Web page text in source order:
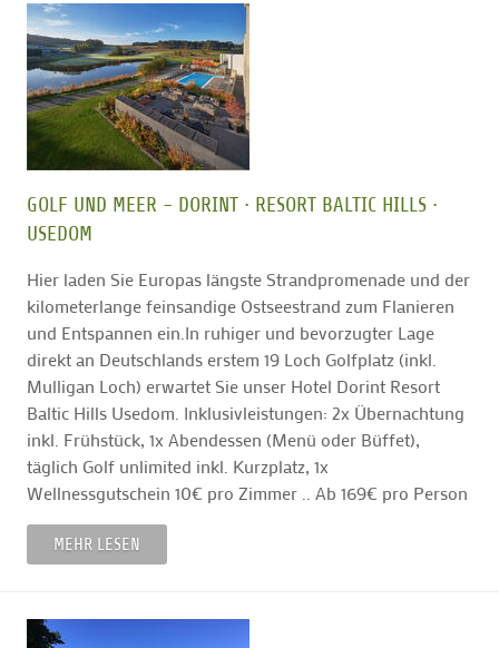
GOLF UND MEER - DORINT ∙ RESORT BALTIC HILLS ∙
USEDOM
Hier laden Sie Europas längste Strandpromenade und der
kilometerlange feinsandige Ostseestrand zum Flanieren
und Entspannen ein.In ruhiger und bevorzugter Lage
direkt an Deutschlands erstem 19 Loch Golfplatz (inkl.
Mulligan Loch) erwartet Sie unser Hotel Dorint Resort
Baltic Hills Usedom. Inklusivleistungen: 2x Übernachtung
inkl. Frühstück, 1x Abendessen (Menü oder Büffet),
täglich Golf unlimited inkl. Kurzplatz, 1x
Wellnessgutschein 10€ pro Zimmer .. Ab 169€ pro Person
MEHR LESEN